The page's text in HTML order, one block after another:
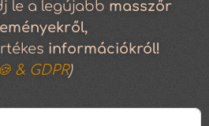
le a legújabb masszőr
információkról!
& GDPR)